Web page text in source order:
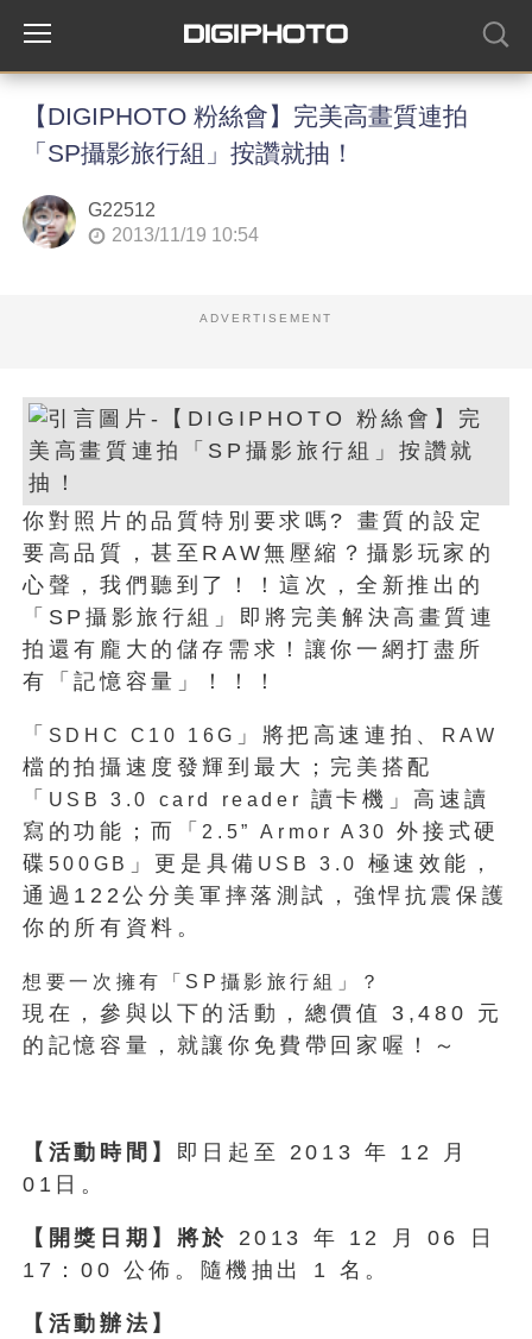
【DIGIPHOTO 粉絲會】完美高畫質連拍
「SP攝影旅行組」按讚就抽！
G22512
2013/11/19 10:54
ADVERTISEMENT
你對照片的品質特別要求嗎? 畫質的設定
要高品質，甚至RAW無壓縮？攝影玩家的
心聲，我們聽到了！！這次，全新推出的
「SP攝影旅行組」即將完美解決高畫質連
拍還有龐大的儲存需求！讓你一網打盡所
有「記憶容量」！！！
「 SDHC C10 16G 」將把高速連拍、 RAW
檔的拍攝速度發輝到最大；完美搭配
「
USB 3.0 card reader 讀卡機」高速讀
寫的功能；而「 2.5” Armor A30外接式硬
碟 500GB 」更是具備 USB 3.0 極速效能，
通過122公分美軍摔落測試，強悍抗震保護
你的所有資料。
想要一次擁有「SP攝影旅行組」？
現在，參與以下的活動，總價值 3,480 元
的記憶容量，就讓你免費帶回家喔！～
【活動時間】 即日起至 2013 年 12 月
01日。
【開獎日期】 將於 2013 年 12 月 06 日
17：00 公佈。隨機抽出 1 名。
【活動辦法】